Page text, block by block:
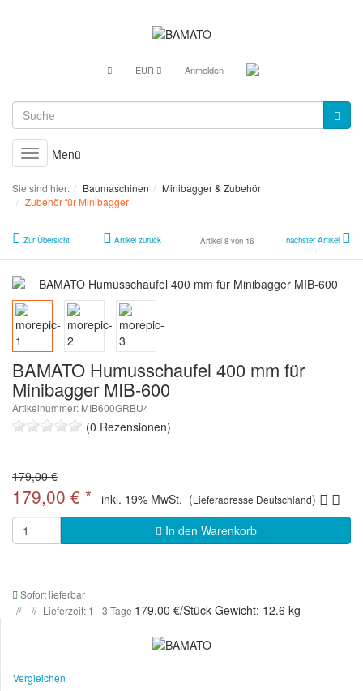
EUR Anmelden
Toggle
navigation
Menü
Sie sind hier: Baumaschinen
Minibagger & Zubehör
Zubehör für Minibagger
Zur Übersicht Artikel zurück Artikel 8 von 16 nächster Artikel
BAMATO Humusschaufel 400 mm für
Minibagger MIB-600
Artikelnummer: MIB600GRBU4
(0 Rezensionen)
179,00 €
179,00 € * inkl. 19% MwSt. (Lieferadresse Deutschland)
In den Warenkorb
Sofort lieferbar
Lieferzeit: 1 - 3 Tage 179,00 €/Stück Gewicht: 12.6 kg
Vergleichen